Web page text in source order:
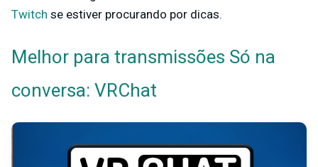
Twitch se estiver procurando por dicas.
Melhor para transmissões Só na
conversa:VRChat